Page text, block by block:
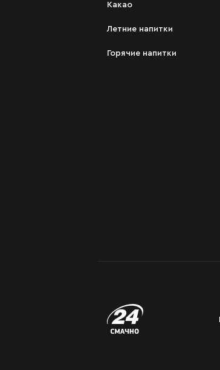
Какао
Летние напитки
Горячие напитки